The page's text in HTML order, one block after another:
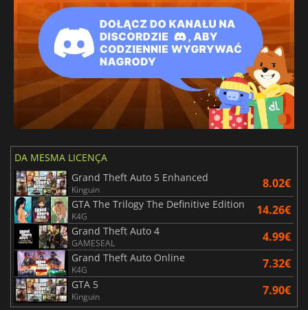
DA MESMA LICENÇA
Grand Theft Auto 5 Enhanced
Kinguin 8.02€
GTA The Trilogy The Definitive Edition
K4G 14.26€
Grand Theft Auto 4
GAMESEAL 4.99€
Grand Theft Auto Online
K4G 7.32€
GTA 5
Kinguin 7.90€